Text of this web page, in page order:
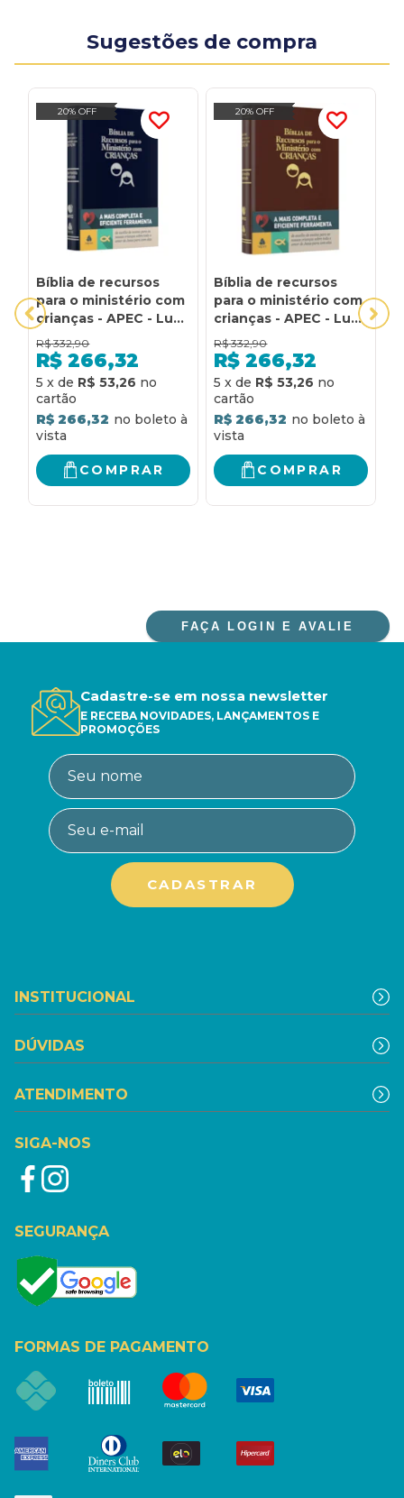
Sugestões de compra
20% OFF
Bíblia de recursos
para o ministério com
crianças - APEC - Luxo
PU Azul: ferramenta
de auxílio de ensino
para as nossas
crianças sobre todo o
amor de Jesus para
com elas
R$ 332,90
R$ 266,32
5 x de R$ 53,26
R$ 266,32
COMPRAR
20% OFF
Bíblia de recursos
para o ministério com
crianças - APEC - Luxo
PU marrom:
ferramenta de auxílio
de ensino para as
nossas crianças sobre
todo o amor de Jesus
para com elas
R$ 332,90
R$ 266,32
5 x de R$ 53,26
R$ 266,32
COMPRAR
FAÇA LOGIN E AVALIE
Cadastre-se em nossa newsletter
E RECEBA NOVIDADES, LANÇAMENTOS E
PROMOÇÕES
INSTITUCIONAL
DÚVIDAS
ATENDIMENTO
SIGA-NOS
SEGURANÇA
FORMAS DE PAGAMENTO